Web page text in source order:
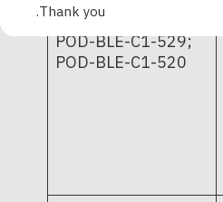
tray
POD-BLE-C1-529;
POD-BLE-C1-520
Thank you.